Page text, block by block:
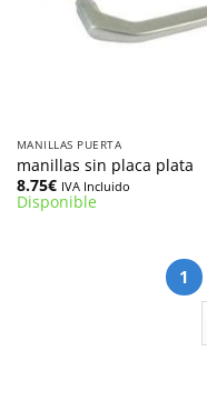
MANILLAS PUERTA
manillas sin placa plata
8.75€ IVA Incluido
Disponible
1